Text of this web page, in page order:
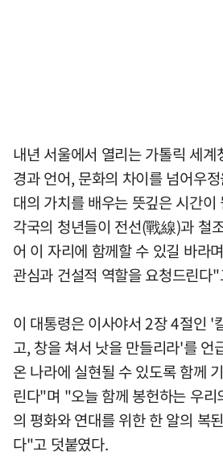
내년 서울에서 열리는 가톨릭 세
경과 언어, 문화의 차이를 넘어우
대의 가치를 배우는 뜻깊은 시간
각국의 청년들이 전선(戰線)과 철
어 이 자리에 함께할 수 있길 바라
관심과 건설적 역할을 요청드린다
이 대통령은 이사야서 2장 4절인 '
고, 창을 쳐서 낫을 만들리라'를 언
온 나라에 실현될 수 있도록 함께
린다"며 "오늘 함께 봉헌하는 우리
의 평화와 연대를 위한 한 알의 복
다"고 덧붙였다.